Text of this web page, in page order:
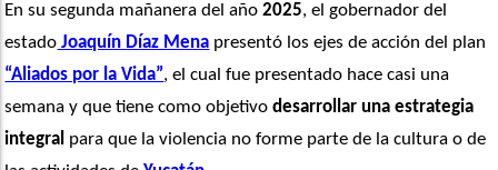
En su segunda mañanera del año 2025, el gobernador del
estado Joaquín Díaz Mena
“Aliados por la Vida”, el cual fue presentado hace casi una
semana y que tiene como objetivo desarrollar una estrategia
integral para que la violencia no forme parte de la cultura o de